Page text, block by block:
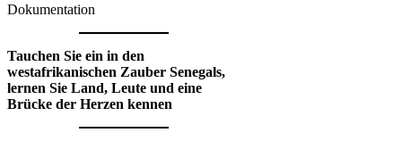
Dokumentation
Tauchen Sie ein in den
westafrikanischen Zauber Senegals,
lernen Sie Land, Leute und eine
Brücke der Herzen kennen